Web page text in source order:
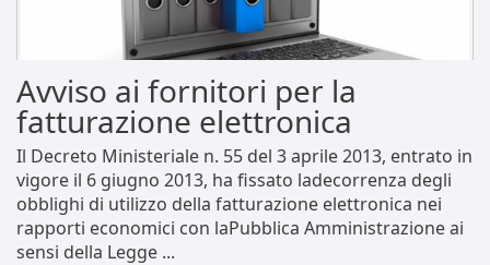
Avviso ai fornitori per la
fatturazione elettronica
Il Decreto Ministeriale n. 55 del 3 aprile 2013, entrato in
vigore il 6 giugno 2013, ha fissato ladecorrenza degli
obblighi di utilizzo della fatturazione elettronica nei
rapporti economici con laPubblica Amministrazione ai
sensi della Legge ...